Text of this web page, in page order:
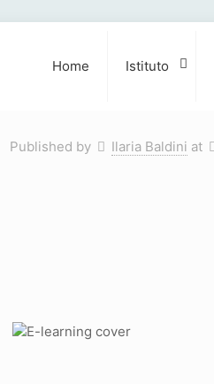
Home Istituto
Published by Ilaria Baldini at